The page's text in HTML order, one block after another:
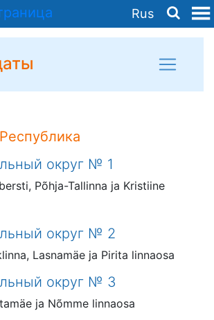
Rus
округ № 1
Põhja-Tallinna ja Kristiine
округ № 2
Lasnamäe ja Pirita linnaosa
округ № 3
ja Nõmme linnaosa